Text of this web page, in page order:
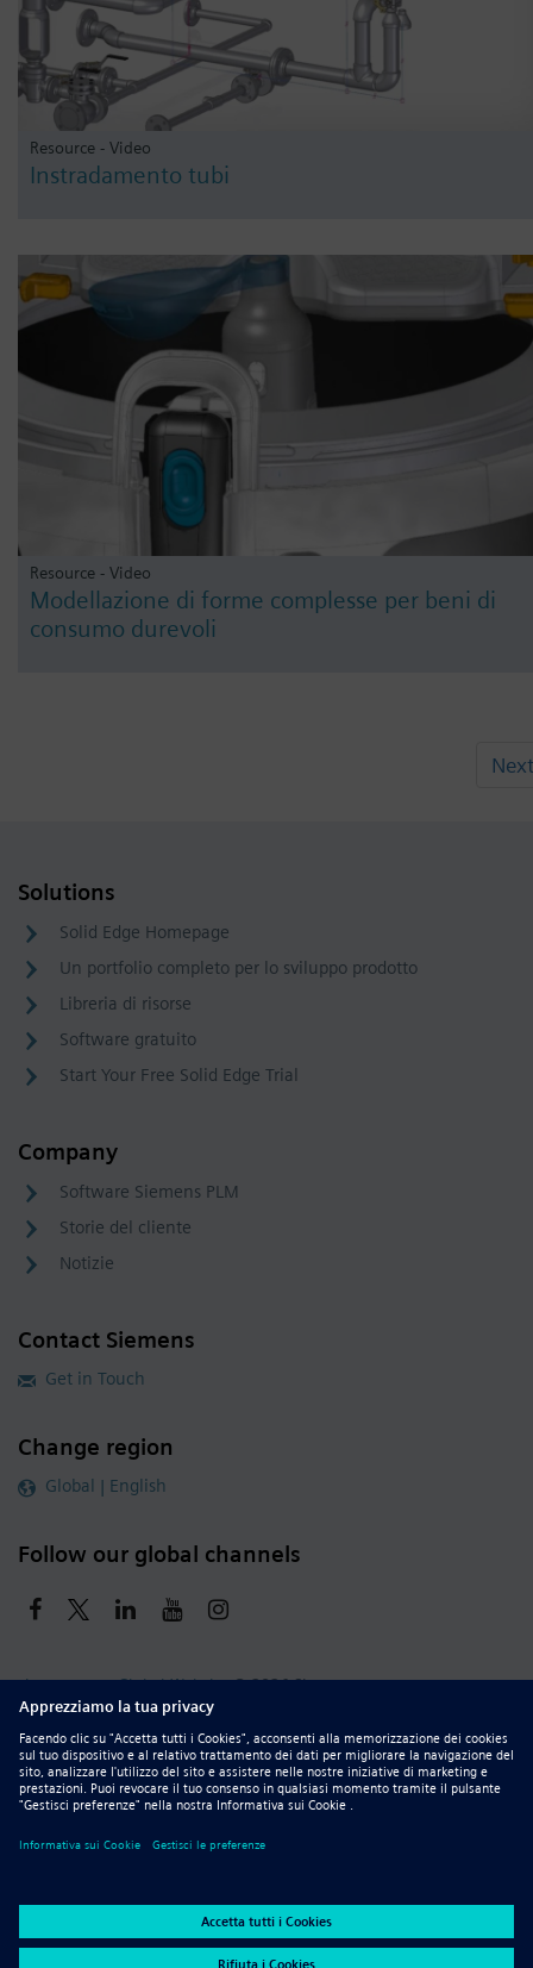
Resource - Video
Instradamento tubi
Resource - Video
Modellazione di forme complesse per beni di
consumo durevoli
Next
Solutions
Solid Edge Homepage
Un portfolio completo per lo sviluppo prodotto
Libreria di risorse
Software gratuito
Start Your Free Solid Edge Trial
Company
Software Siemens PLM
Storie del cliente
Notizie
Contact Siemens
Get in Touch
Change region
Global | English
Follow our global channels
siemens.com Global Website © 2026 Siemens
Whistleblowing
Corporate Information
DMCA
Privacy Notice
Terms of Use
Digital ID Report Piracy